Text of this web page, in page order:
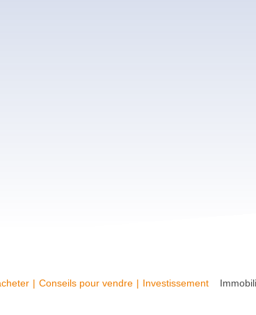
| Conseils pour vendre | Investissement